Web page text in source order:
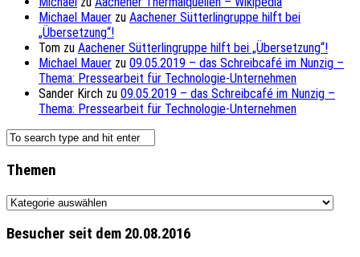
Michael Mauer zu Aachener Sütterlingruppe hilft bei
„Übersetzung“!
Tom zu Aachener Sütterlingruppe hilft bei „Übersetzung“!
Michael Mauer zu 09.05.2019 – das Schreibcafé im Nunzig –
Thema: Pressearbeit für Technologie-Unternehmen
Sander Kirch zu 09.05.2019 – das Schreibcafé im Nunzig –
Thema: Pressearbeit für Technologie-Unternehmen
Themen
Themen
Besucher seit dem 20.08.2016